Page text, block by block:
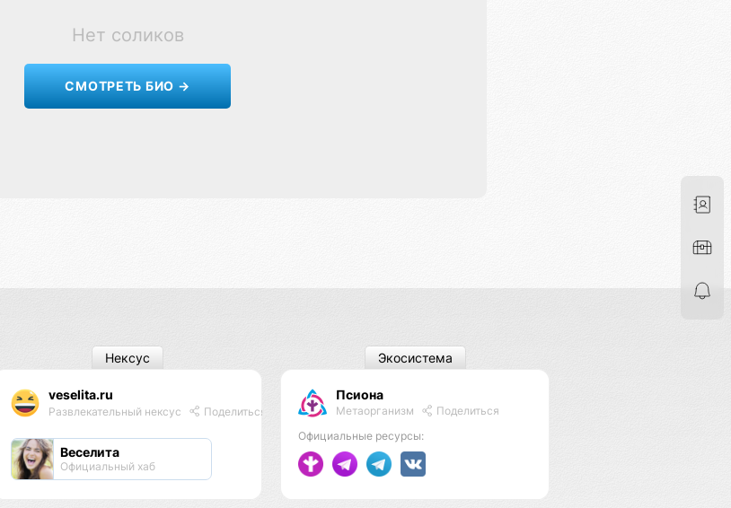
Нет соликов
СМОТРЕТЬ БИО →
veselita.ru
Развлекательный нексус Поделиться
Веселита
Официальный хаб
Нексус
Псиона
Метаорганизм
Поделиться
Официальные ресурсы:
Экосистема